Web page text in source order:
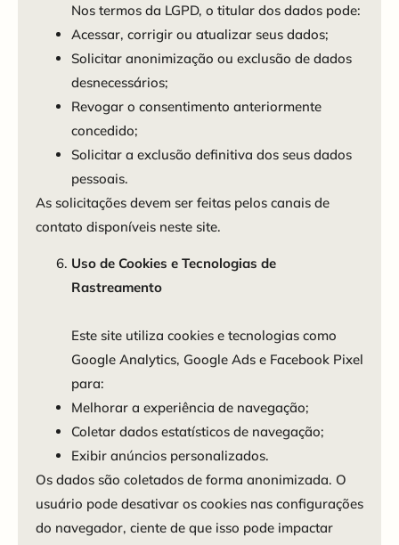
Nos termos da LGPD, o titular dos dados pode:
Acessar, corrigir ou atualizar seus dados;
Solicitar anonimização ou exclusão de dados
desnecessários;
Revogar o consentimento anteriormente
concedido;
Solicitar a exclusão definitiva dos seus dados
pessoais.
As solicitações devem ser feitas pelos canais de
contato disponíveis neste site.
Uso de Cookies e Tecnologias de
Rastreamento
Este site utiliza cookies e tecnologias como
Google Analytics, Google Ads e Facebook Pixel
para:
Melhorar a experiência de navegação;
Coletar dados estatísticos de navegação;
Exibir anúncios personalizados.
Os dados são coletados de forma anonimizada. O
usuário pode desativar os cookies nas configurações
do navegador, ciente de que isso pode impactar